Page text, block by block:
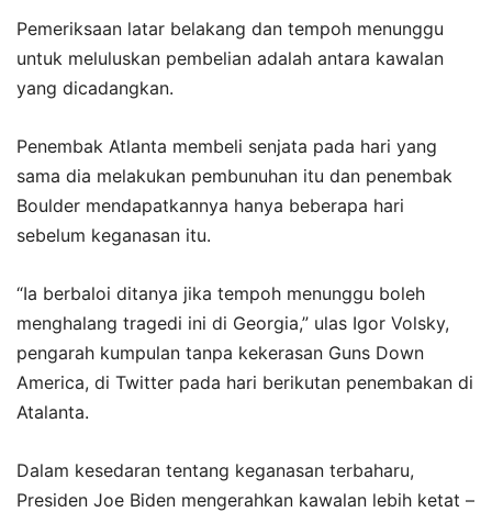
Pemeriksaan latar belakang dan tempoh menunggu
untuk meluluskan pembelian adalah antara kawalan
yang dicadangkan.
Penembak Atlanta membeli senjata pada hari yang
sama dia melakukan pembunuhan itu dan penembak
Boulder mendapatkannya hanya beberapa hari
sebelum keganasan itu.
“Ia berbaloi ditanya jika tempoh menunggu boleh
menghalang tragedi ini di Georgia,” ulas Igor Volsky,
pengarah kumpulan tanpa kekerasan Guns Down
America, di Twitter pada hari berikutan penembakan di
Atalanta.
Dalam kesedaran tentang keganasan terbaharu,
Presiden Joe Biden mengerahkan kawalan lebih ketat –